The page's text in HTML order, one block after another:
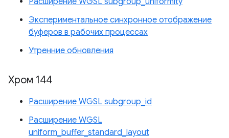
Экспериментальное синхронное отображение
буферов в рабочих процессах
Утренние обновления
Хром 144
Расширение WGSL subgroup_id
Расширение WGSL
uniform_buffer_standard_layout